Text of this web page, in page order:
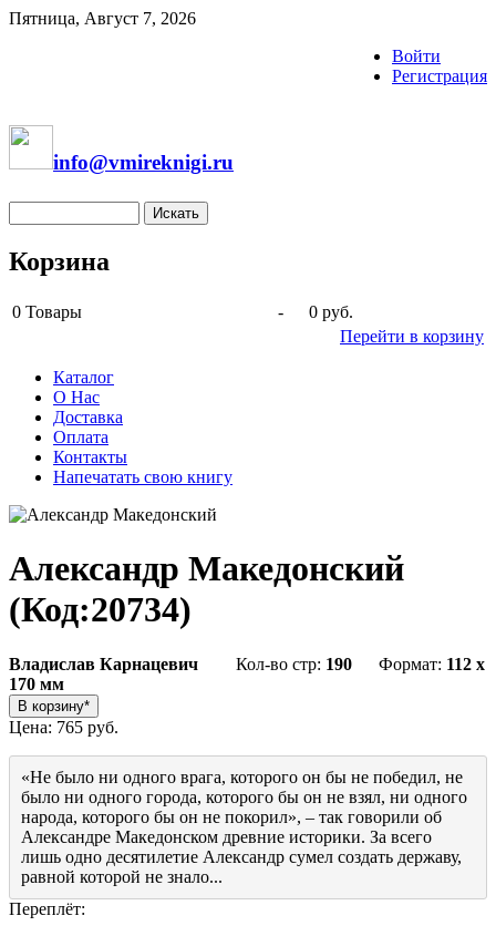
Пятница, Август 7, 2026
Войти
Регистрация
info@vmireknigi.ru
Корзина
0 Товары -
0 руб.
Перейти в корзину
Каталог
О Нас
Доставка
Оплата
Контакты
Напечатать свою книгу
Александр Македонский
(Код:20734)
Владислав Карнацевич Кол-во стр: 190 Формат: 112 x
170 мм
Цена: 765 руб.
«Не было ни одного врага, которого он бы не победил, не
было ни одного города, которого бы он не взял, ни одного
народа, которого бы он не покорил», – так говорили об
Александре Македонском древние историки. За всего
лишь одно десятилетие Александр сумел создать державу,
равной которой не знало...
Переплёт: